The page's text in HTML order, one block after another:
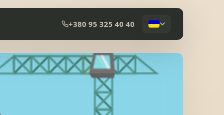
+380 95 325 40 40
КОМПОЗИТНА ЧЕРЕПИЦЯ